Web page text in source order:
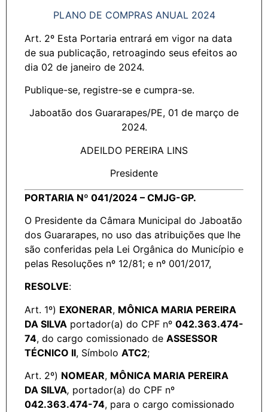
PLANO DE COMPRAS ANUAL 2024
Art. 2º Esta Portaria entrará em vigor na data
de sua publicação, retroagindo seus efeitos ao
dia 02 de janeiro de 2024.
Publique-se, registre-se e cumpra-se.
Jaboatão dos Guararapes/PE, 01 de março de
2024.
ADEILDO PEREIRA LINS
Presidente
PORTARIA Nº 041/2024 – CMJG-GP.
O Presidente da Câmara Municipal do Jaboatão
dos Guararapes, no uso das atribuições que lhe
são conferidas pela Lei Orgânica do Município e
pelas Resoluções nº 12/81; e nº 001/2017,
RESOLVE:
Art. 1º) EXONERAR, MÔNICA MARIA PEREIRA
DA SILVA portador(a) do CPF nº 042.363.474-
74, do cargo comissionado de ASSESSOR
TÉCNICO II, Símbolo ATC2;
Art. 2º) NOMEAR, MÔNICA MARIA PEREIRA
DA SILVA, portador(a) do CPF nº
042.363.474-74, para o cargo comissionado